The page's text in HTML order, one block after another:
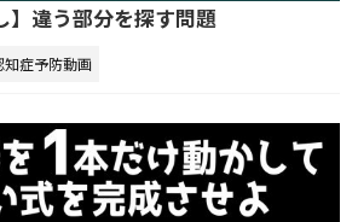
】違う部分を探す問題
知症予防動画